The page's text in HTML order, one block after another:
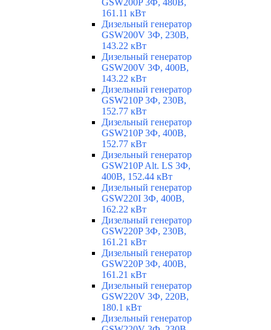
GSW200P 3Ф, 480В,
161.11 кВт
Дизельный генератор
GSW200V 3Ф, 230В,
143.22 кВт
Дизельный генератор
GSW200V 3Ф, 400В,
143.22 кВт
Дизельный генератор
GSW210P 3Ф, 230В,
152.77 кВт
Дизельный генератор
GSW210P 3Ф, 400В,
152.77 кВт
Дизельный генератор
GSW210P Alt. LS 3Ф,
400В, 152.44 кВт
Дизельный генератор
GSW220I 3Ф, 400В,
162.22 кВт
Дизельный генератор
GSW220P 3Ф, 230В,
161.21 кВт
Дизельный генератор
GSW220P 3Ф, 400В,
161.21 кВт
Дизельный генератор
GSW220V 3Ф, 220В,
180.1 кВт
Дизельный генератор